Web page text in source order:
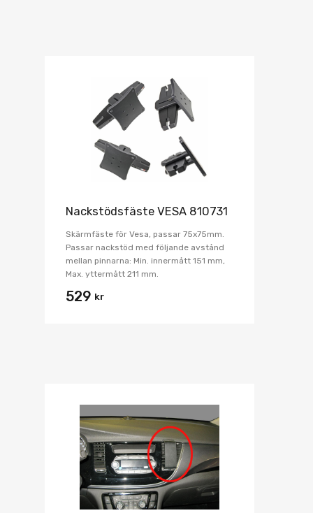
Nackstödsfäste VESA 810731
Skärmfäste för Vesa, passar 75x75mm.
Passar nackstöd med följande avstånd
mellan pinnarna: Min. innermått 151 mm,
Max. yttermått 211 mm.
529 kr